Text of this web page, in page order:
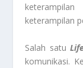
keterampilan
Salah satu
komunikasi.